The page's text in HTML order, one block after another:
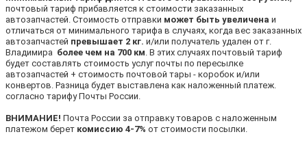
почтовый тариф прибавляется к стоимости заказанных
автозапчастей. Стоимость отправки может быть увеличена и
отличаться от минимального тарифа в случаях, когда вес заказанных
автозапчастей превышает 2 кг. и/или получатель удален от г.
Владимира более чем на 700 км . В этих случаях почтовый тариф
будет составлять стоимость услуг почты по пересылке
автозапчастей + стоимость почтовой тары - коробок и/или
конвертов. Разница будет выставлена как наложенный платеж.
согласно тарифу Почты России.
ВНИМАНИЕ! Почта России за отправку товаров с наложенным
платежом берет комиссию 4-7% от стоимости посылки.